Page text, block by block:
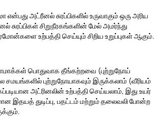
அட்ரீனல் சுரப்பிகளில் உருவாகும் ஒரு அரிய
சுரப்பிகள் சிறுநீரகங்களின் மேல் அமர்ந்து
உற்பத்தி செய்யும் சிறிய உறுப்புகள் ஆகும்.
பொதுவாக தீங்கற்றவை (புற்றுநோய்
புற்றுநோயாகவும் இருக்கலாம் (வீரியம்
அட்ரினலின் உற்பத்தி செய்யலாம், இது உயர்
இதயத் துடிப்பு, பதட்டம் மற்றும் தலைவலி போன்ற